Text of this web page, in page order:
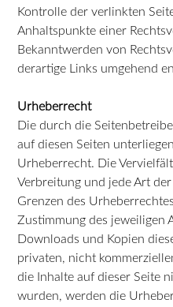
Kontrolle der verlinkten
Anhaltspunkte einer
Bekanntwerden von
derartige Links umgehend
Urheberrecht
Die durch die
auf diesen Seiten
Urheberrecht. Die
Verbreitung und jede Art
Grenzen des
Zustimmung des jeweiligen
Downloads und Kopien
privaten, nicht
die Inhalte auf dieser Seite
wurden, werden die